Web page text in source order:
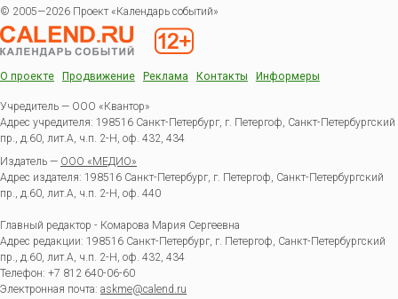
© 2005—2026 Проект «Календарь событий»
О проекте Продвижение Реклама Контакты Информеры
Учредитель — ООО «Квантор»
Адрес учредителя: 198516 Санкт-Петербург, г. Петергоф, Санкт-Петербургский
пр., д.60, лит.А, ч.п. 2-Н, оф. 432, 434
Издатель — ООО «МЕДИО»
Адрес издателя: 198516 Санкт-Петербург, г. Петергоф, Санкт-Петербургский
пр., д.60, лит.А, ч.п. 2-Н, оф. 440
Главный редактор - Комарова Мария Сергеевна
Адрес редакции: 198516 Санкт-Петербург, г. Петергоф, Санкт-Петербургский
пр., д.60, лит.А, ч.п. 2-Н, оф. 432, 434
Телефон: +7 812 640-06-60
Электронная почта: askme@calend.ru